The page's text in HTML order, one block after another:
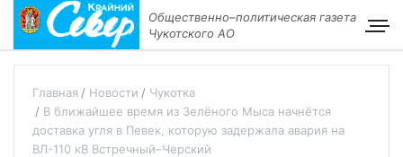
Общественно–политическая газета
Чукотского АО
Главная Новости
Чукотка
В ближайшее время из Зелёного Мыса начнётся
доставка угля в Певек, которую задержала авария на
ВЛ-110 кВ Встречный–Черский